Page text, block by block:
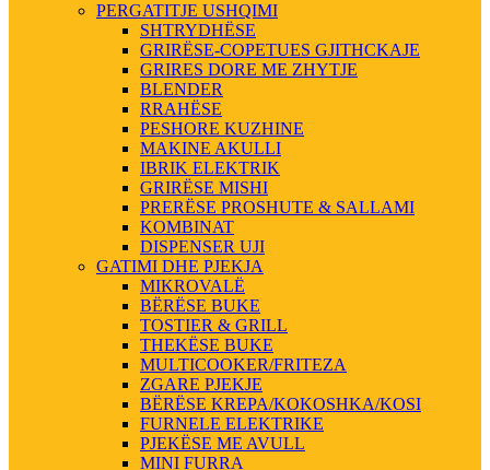
PERGATITJE USHQIMI
SHTRYDHËSE
GRIRËSE-COPETUES GJITHCKAJE
GRIRES DORE ME ZHYTJE
BLENDER
RRAHËSE
PESHORE KUZHINE
MAKINE AKULLI
IBRIK ELEKTRIK
GRIRËSE MISHI
PRERËSE PROSHUTE & SALLAMI
KOMBINAT
DISPENSER UJI
GATIMI DHE PJEKJA
MIKROVALË
BËRËSE BUKE
TOSTIER & GRILL
THEKËSE BUKE
MULTICOOKER/FRITEZA
ZGARE PJEKJE
BËRËSE KREPA/KOKOSHKA/KOSI
FURNELE ELEKTRIKE
PJEKËSE ME AVULL
MINI FURRA